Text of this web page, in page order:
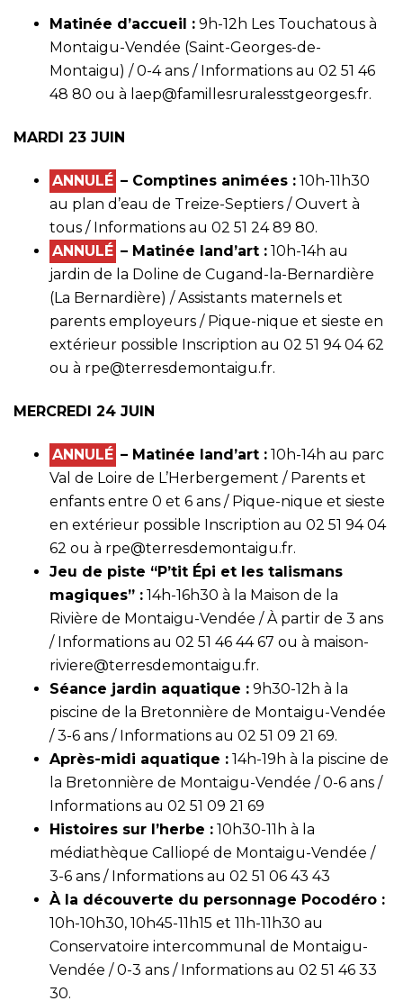
Matinée d’accueil : 9h-12h Les Touchatous à
Montaigu-Vendée (Saint-Georges-de-
Montaigu) / 0-4 ans / Informations au 02 51 46
48 80 ou à laep@famillesruralesstgeorges.fr.
MARDI 23 JUIN
ANNULÉ – Comptines animées : 10h-11h30
au plan d’eau de Treize-Septiers / Ouvert à
tous / Informations au 02 51 24 89 80.
ANNULÉ – Matinée land’art : 10h-14h au
jardin de la Doline de Cugand-la-Bernardière
(La Bernardière) / Assistants maternels et
parents employeurs / Pique-nique et sieste en
extérieur possible Inscription au 02 51 94 04 62
ou à rpe@terresdemontaigu.fr.
MERCREDI 24 JUIN
ANNULÉ – Matinée land’art : 10h-14h au parc
Val de Loire de L’Herbergement / Parents et
enfants entre 0 et 6 ans / Pique-nique et sieste
en extérieur possible Inscription au 02 51 94 04
62 ou à rpe@terresdemontaigu.fr.
Jeu de piste “P’tit Épi et les talismans
magiques” : 14h-16h30 à la Maison de la
Rivière de Montaigu-Vendée / À partir de 3 ans
/ Informations au 02 51 46 44 67 ou à maison-
riviere@terresdemontaigu.fr.
Séance jardin aquatique : 9h30-12h à la
piscine de la Bretonnière de Montaigu-Vendée
/ 3-6 ans / Informations au 02 51 09 21 69.
Après-midi aquatique : 14h-19h à la piscine de
la Bretonnière de Montaigu-Vendée / 0-6 ans /
Informations au 02 51 09 21 69
Histoires sur l’herbe : 10h30-11h à la
médiathèque Calliopé de Montaigu-Vendée /
3-6 ans / Informations au 02 51 06 43 43
À la découverte du personnage Pocodéro :
10h-10h30, 10h45-11h15 et 11h-11h30 au
Conservatoire intercommunal de Montaigu-
Vendée / 0-3 ans / Informations au 02 51 46 33
30.